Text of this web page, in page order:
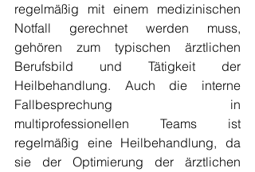
regelmäßig mit einem medizinischen
Notfall gerechnet werden muss,
gehören zum typischen ärztlichen
Berufsbild und Tätigkeit der
Heilbehandlung. Auch die interne
Fallbesprechung in
multiprofessionellen Teams ist
regelmäßig eine Heilbehandlung, da
sie der Optimierung der ärztlichen